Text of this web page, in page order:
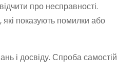
про несправності.
які показують помилки або
і досвіду. Спроба